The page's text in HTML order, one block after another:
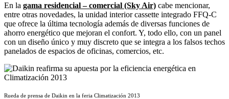
En la gama residencial – comercial (Sky Air) cabe mencionar,
entre otras novedades, la unidad interior cassette integrado FFQ-C
que ofrece la última tecnología además de diversas funciones de
ahorro energético que mejoran el confort. Y, todo ello, con un panel
con un diseño único y muy discreto que se integra a los falsos techos
panelados de espacios de oficinas, comercios, etc.
Rueda de prensa de Daikin en la feria Climatización 2013